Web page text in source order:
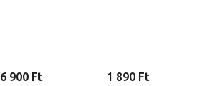
6 900 Ft
1 890 Ft